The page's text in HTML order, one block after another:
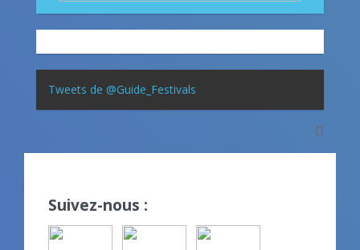
Tweets de @Guide_Festivals
Suivez-nous :